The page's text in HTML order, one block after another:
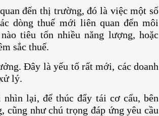
đến thị trường, đó là việc một số
dòng thuế mới liên quan đến môi
tiêu tốn nhiều năng lượng, hoặc
sắc thuế.
Đây là yếu tố rất mới, các doanh
lý.
lại, để thúc đẩy tái cơ cấu, bên
như chú trọng đáp ứng yêu cầu